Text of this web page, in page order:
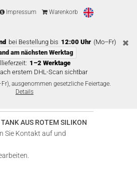
Impressum Warenkorb
bei Bestellung bis 12:00 Uhr (Mo–Fr)
am nächsten Werktag
1–2 Werktage
erstem DHL-Scan sichtbar
ausgenommen gesetzliche Feiertage.
Details
AUS ROTEM SILIKON
Sie Kontakt auf und